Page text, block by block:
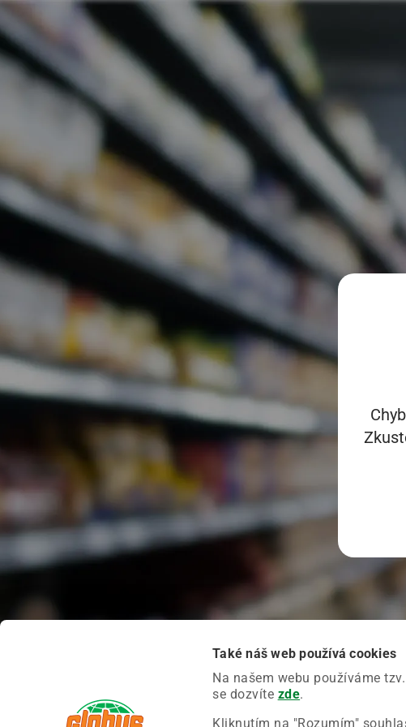
Také náš web používá cookies
Na našem webu používáme
se dozvíte zde.
Kliknutím na "Rozumím"